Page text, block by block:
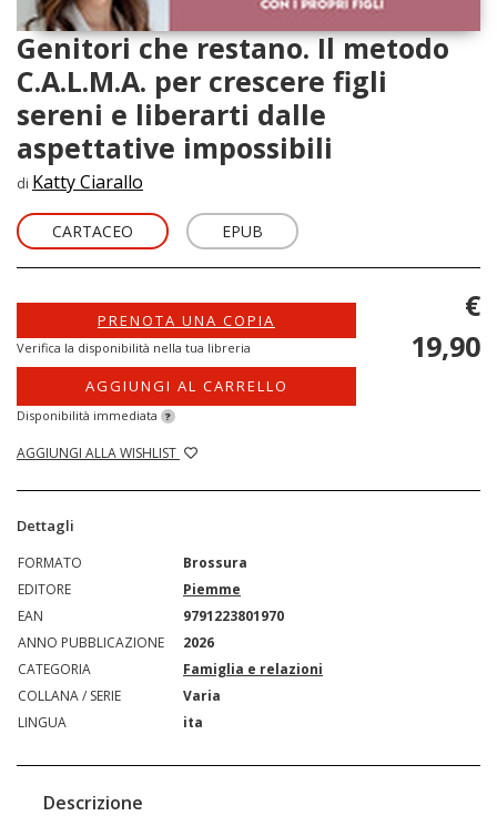
Genitori che restano. Il metodo
C.A.L.M.A. per crescere figli
sereni e liberarti dalle
aspettative impossibili
di Katty Ciarallo
CARTACEO EPUB
PRENOTA UNA COPIA
Verifica la disponibilità nella tua libreria
AGGIUNGI AL CARRELLO
Disponibilità immediata ?
AGGIUNGI ALLA WISHLIST
€
19,90
Dettagli
FORMATO
Brossura
EDITORE
Piemme
EAN
9791223801970
ANNO PUBBLICAZIONE
2026
CATEGORIA
Famiglia e relazioni
COLLANA / SERIE
Varia
LINGUA
ita
Descrizione